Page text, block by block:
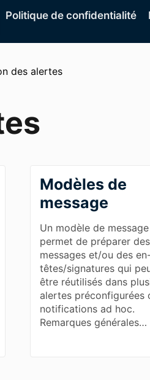
Politique de confidentialité
des alertes
Modèles de
message
Un modèle de
permet de préparer des
messages et/ou des
têtes/signatures qui
être réutilisés dans
alertes préconfigurées
notifications ad hoc.
Remarques générales…